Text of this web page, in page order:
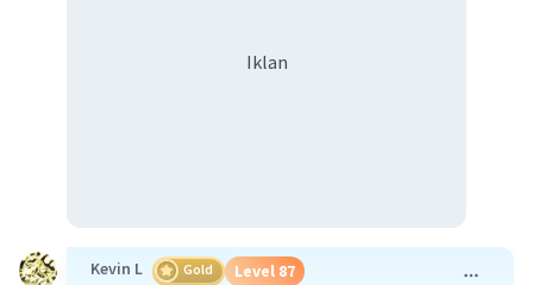
Iklan
Kevin L Gold Level 87